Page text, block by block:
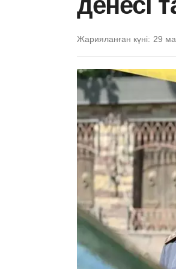
Жарияланған күні: 29